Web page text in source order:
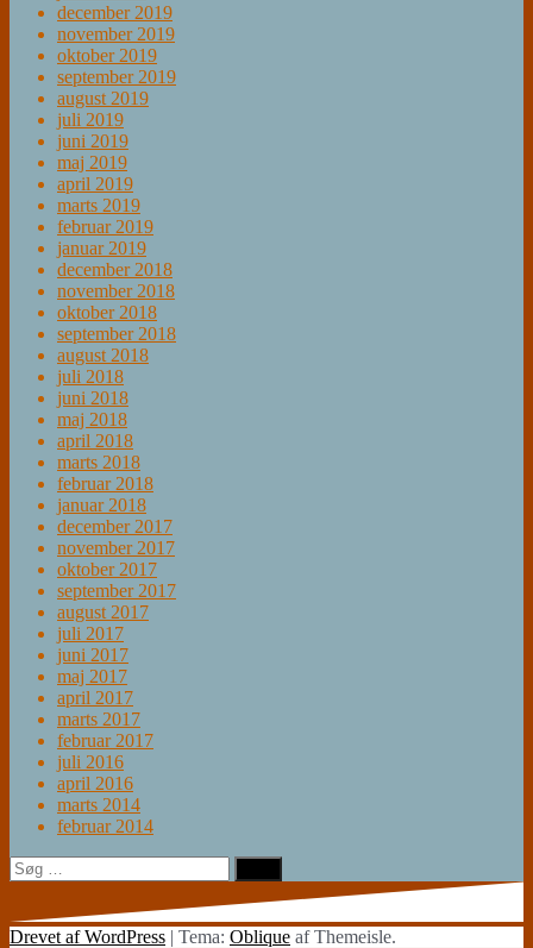
december 2019
november 2019
oktober 2019
september 2019
august 2019
juli 2019
juni 2019
maj 2019
april 2019
marts 2019
februar 2019
januar 2019
december 2018
november 2018
oktober 2018
september 2018
august 2018
juli 2018
juni 2018
maj 2018
april 2018
marts 2018
februar 2018
januar 2018
december 2017
november 2017
oktober 2017
september 2017
august 2017
juli 2017
juni 2017
maj 2017
april 2017
marts 2017
februar 2017
juli 2016
april 2016
marts 2014
februar 2014
Søg
efter:
Drevet af WordPress | Tema: Oblique af Themeisle.